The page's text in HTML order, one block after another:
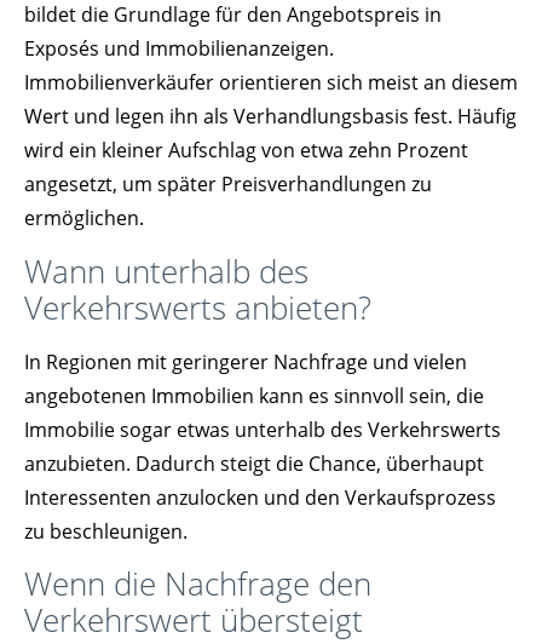
bildet die Grundlage für den Angebotspreis in
Exposés und Immobilienanzeigen.
Immobilienverkäufer orientieren sich meist an diesem
Wert und legen ihn als Verhandlungsbasis fest. Häufig
wird ein kleiner Aufschlag von etwa zehn Prozent
angesetzt, um später Preisverhandlungen zu
ermöglichen.
Wann unterhalb des
Verkehrswerts anbieten?
In Regionen mit geringerer Nachfrage und vielen
angebotenen Immobilien kann es sinnvoll sein, die
Immobilie sogar etwas unterhalb des Verkehrswerts
anzubieten. Dadurch steigt die Chance, überhaupt
Interessenten anzulocken und den Verkaufsprozess
zu beschleunigen.
Wenn die Nachfrage den
Verkehrswert übersteigt